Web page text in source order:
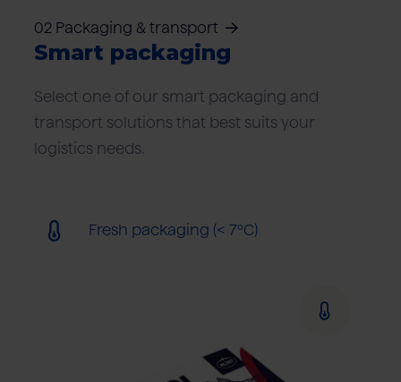
02 Packaging & transport
Smart packaging
Select one of our smart packaging and
transport solutions that best suits your
logistics needs.
Fresh packaging (< 7ºC)